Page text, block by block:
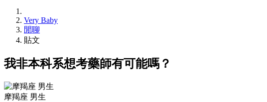
Very Baby
閒聊
貼文
我非本科系想考藥師有可能嗎？
摩羯座 男生